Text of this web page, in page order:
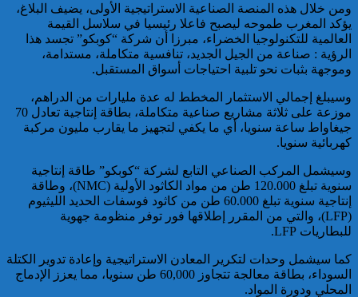
تركيا:القضاء يأمر بحبس رئيس
بلدية إسطنبول على ذمة التحقيق
تفكيك خلية إرهابية مرتبطة بالفرع
الإفريقي ل”داعش”: ضبط عبوة
ناسفة إضافية في طور التركيب
بضواحي الرباط
ومن خلال هذه المنصة الصناعية الاستراتيجية الأولى، يضيف البلاغ،
يؤكد المغرب طموحه ليصبح فاعلا رئيسيا في سلاسل القيمة
العالمية للتكنولوجيا الخضراء، مبرزا أن شركة “كوبكو” تجسد هذا
الرؤية : صناعة من الجيل الجديد، تنافسية متكاملة، مستدامة،
وموجهة بثبات نحو تلبية احتياجات أسواق المستقبل.
وسيبلغ إجمالي الاستثمار المخطط له عدة مليارات من الدراهم،
موزعة على ثلاثة مشاريع صناعية متكاملة، بطاقة إنتاجية تعادل 70
جيغاواط ساعة سنويا، أي ما يكفي لتجهيز ما يقارب مليون مركبة
كهربائية سنويا.
وسيشمل المركب الصناعي التابع لشركة “كوبكو” طاقة إنتاجية
سنوية تبلغ 120.000 طن من مواد الكاثود الأولية (NMC)، وطاقة
إنتاجية سنوية تبلغ 60.000 طن من كاثود فوسفات الحديد الليثيوم
(LFP)، والتي من المقرر إطلاقها فور توفر منظومة جهوية
للبطاريات LFP.
كما سيشمل وحدات لتكرير المعادن الاستراتيجية وإعادة تدوير الكتلة
السوداء، بطاقة معالجة تتجاوز 60,000 طن سنويا، مما يعزز الإدماج
المحلي ودورة المواد.